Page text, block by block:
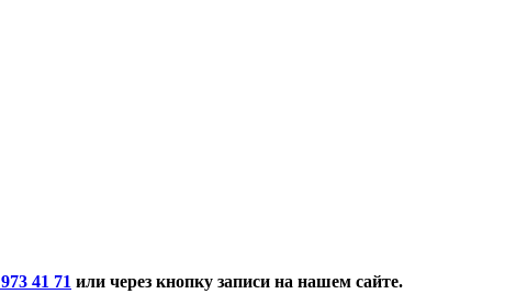
41 71 или через кнопку записи на нашем сайте.